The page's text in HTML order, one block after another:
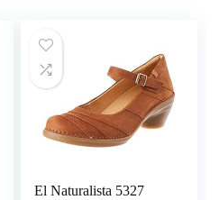
El Naturalista 5327